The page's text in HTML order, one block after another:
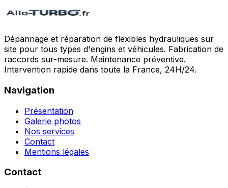
Dépannage et réparation de flexibles hydrauliques sur
site pour tous types d'engins et véhicules. Fabrication de
raccords sur-mesure. Maintenance préventive.
Intervention rapide dans toute la France, 24H/24.
Navigation
Présentation
Galerie photos
Nos services
Contact
Mentions légales
Contact